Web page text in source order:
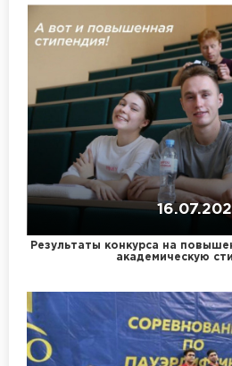
Результаты конкурса на
академическую